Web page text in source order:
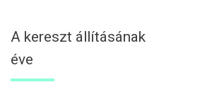
A kereszt állításának
éve